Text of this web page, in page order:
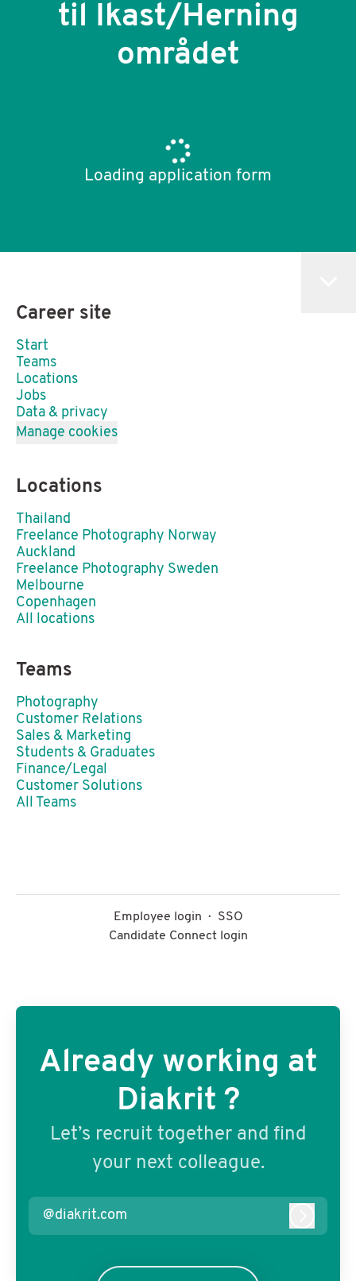
til Ikast/Herning
området
Loading application form
Career site
Start
Teams
Locations
Jobs
Data & privacy
Manage cookies
Locations
Thailand
Freelance Photography Norway
Auckland
Freelance Photography Sweden
Melbourne
Copenhagen
All locations
Teams
Photography
Customer Relations
Sales & Marketing
Students & Graduates
Finance/Legal
Customer Solutions
All Teams
Employee login ·
SSO
Candidate Connect login
Already working at
Diakrit ?
Let’s recruit together and find
your next colleague.
@diakrit.com